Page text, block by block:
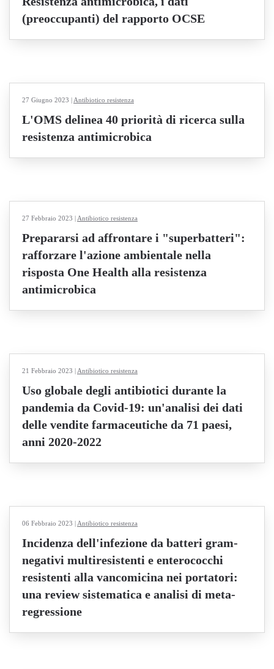
(preoccupanti) del rapporto OCSE
27 Giugno 2023 | Antibiotico resistenza
L'OMS delinea 40 priorità di ricerca sulla
resistenza antimicrobica
27 Febbraio 2023 | Antibiotico resistenza
Prepararsi ad affrontare i "superbatteri":
rafforzare l'azione ambientale nella
risposta One Health alla resistenza
antimicrobica
21 Febbraio 2023 | Antibiotico resistenza
Uso globale degli antibiotici durante la
pandemia da Covid-19: un'analisi dei dati
delle vendite farmaceutiche da 71 paesi,
anni 2020-2022
06 Febbraio 2023 | Antibiotico resistenza
Incidenza dell'infezione da batteri gram-
negativi multiresistenti e enterococchi
resistenti alla vancomicina nei portatori:
una review sistematica e analisi di meta-
regressione